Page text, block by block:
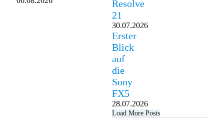
Resolve
21
30.07.2026
Erster
Blick
auf
die
Sony
FX5
28.07.2026
Load More Posts